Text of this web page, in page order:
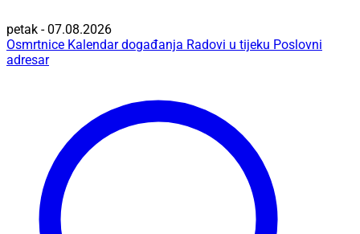
petak - 07.08.2026
Osmrtnice Kalendar događanja Radovi u tijeku Poslovni
adresar